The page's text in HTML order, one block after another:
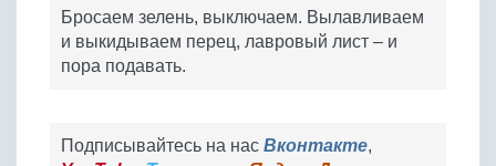
Бросаем зелень, выключаем. Вылавливаем
и выкидываем перец, лавровый лист – и
пора подавать.
Подписывайтесь на нас Вконтакте,